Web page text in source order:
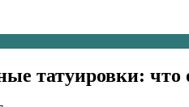
татуировки: что